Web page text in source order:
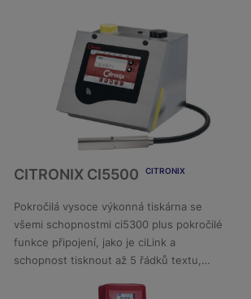
DETAIL
CITRONIX CI5500 CITRONIX
Pokročilá vysoce výkonná tiskárna se
všemi schopnostmi ci5300 plus pokročilé
funkce připojení, jako je ciLink a
schopnost tisknout až 5 řádků textu,